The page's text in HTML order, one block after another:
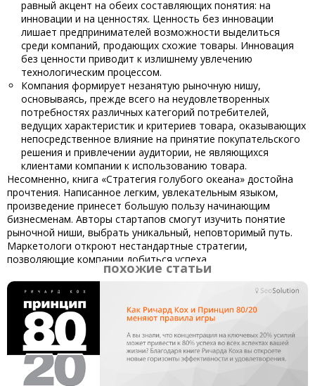
равный акцент на обеих составляющих понятия: на
инновации и на ценностях. Ценность без инновации
лишает предпринимателей возможности выделиться
среди компаний, продающих схожие товары. Инновация
без ценности приводит к излишнему увлечению
технологическим процессом.
Компания формирует незанятую рыночную нишу,
основываясь, прежде всего на неудовлетворенных
потребностях различных категорий потребителей,
ведущих характеристик и критериев товара, оказывающих
непосредственное влияние на принятие покупательского
решения и привлечении аудитории, не являющихся
клиентами компании к использованию товара.
Несомненно, книга «Стратегия голубого океана» достойна
прочтения. Написанное легким, увлекательным языком,
произведение принесет большую пользу начинающим
бизнесменам. Авторы стартапов смогут изучить понятие
рыночной ниши, выбрать уникальный, неповторимый путь.
Маркетологи откроют нестандартные стратегии,
позволяющие компании добиться успеха.
похожие статьи